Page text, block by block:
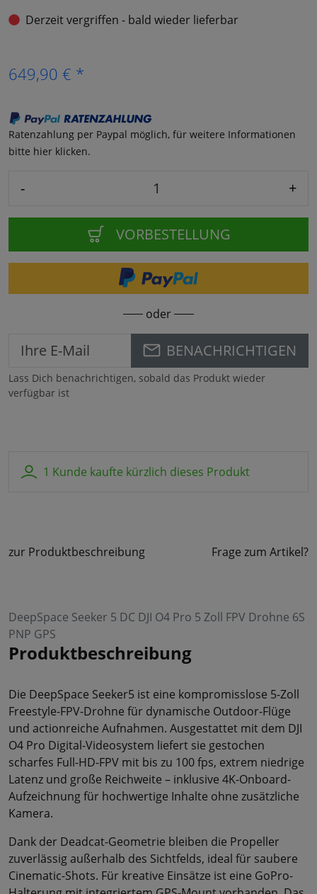
Derzeit vergriffen - bald wieder lieferbar
649,90 € *
Ratenzahlung per Paypal möglich, für weitere Informationen
bitte hier klicken.
- +
VORBESTELLUNG
oder
BENACHRICHTIGEN
Lass Dich benachrichtigen, sobald das Produkt wieder
verfügbar ist
1 Kunde kaufte kürzlich dieses Produkt
zur Produktbeschreibung Frage zum Artikel?
DeepSpace Seeker 5 DC DJI O4 Pro 5 Zoll FPV Drohne 6S
PNP GPS
Produktbeschreibung
Die DeepSpace Seeker5 ist eine kompromisslose 5-Zoll
Freestyle-FPV-Drohne für dynamische Outdoor-Flüge
und actionreiche Aufnahmen. Ausgestattet mit dem DJI
O4 Pro Digital-Videosystem liefert sie gestochen
scharfes Full-HD-FPV mit bis zu 100 fps, extrem niedrige
Latenz und große Reichweite – inklusive 4K-Onboard-
Aufzeichnung für hochwertige Inhalte ohne zusätzliche
Kamera.
Dank der Deadcat-Geometrie bleiben die Propeller
zuverlässig außerhalb des Sichtfelds, ideal für saubere
Cinematic-Shots. Für kreative Einsätze ist eine GoPro-